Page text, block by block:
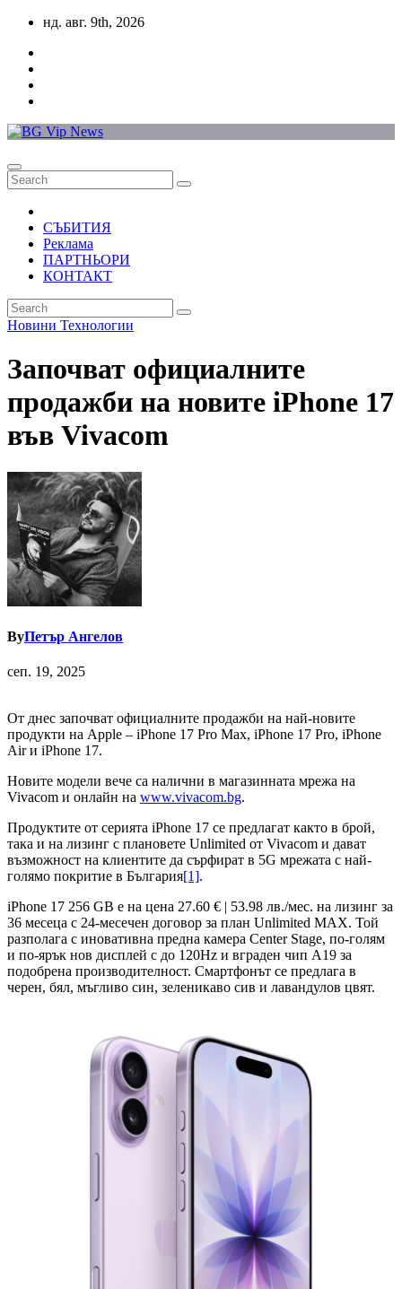
Skip
content
нд. авг. 9th, 2026
СЪБИТИЯ
Реклама
ПАРТНЬОРИ
КОНТАКТ
Новини Технологии
Започват официалните
продажби на новите iPhone 17
във Vivacom
ByПетър Ангелов
сеп. 19, 2025
От днес започват официалните продажби на най-новите
продукти на Apple – iPhone 17 Pro Max, iPhone 17 Pro, iPhone
Air и iPhone 17.
Новите модели вече са налични в магазинната мрежа на
Vivacom и онлайн на www.vivacom.bg.
Продуктите от серията iPhone 17 се предлагат както в брой,
така и на лизинг с плановете Unlimited от Vivacom и дават
възможност на клиентите да сърфират в 5G мрежата с най-
голямо покритие в България[1].
iPhone 17 256 GB е на цена 27.60 € | 53.98 лв./мес. на лизинг за
36 месеца с 24-месечен договор за план Unlimited MAX. Той
разполага с иновативна предна камера Center Stage, по-голям
и по-ярък нов дисплей с до 120Hz и вграден чип A19 за
подобрена производителност. Смартфонът се предлага в
черен, бял, мъгливо син, зеленикаво сив и лавандулов цвят.